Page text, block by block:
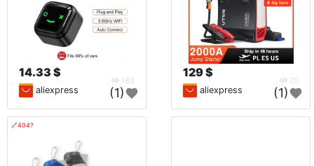
14.33 $
183
aliexpress (1)
129 $
70
aliexpress (1)
🔗404?